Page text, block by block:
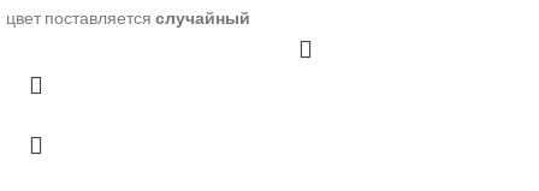
цвет поставляется случайный